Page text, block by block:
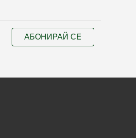
АБОНИРАЙ СЕ